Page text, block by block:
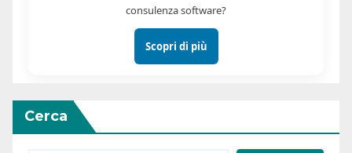
Cerca
consulenza software?
Scopri di più